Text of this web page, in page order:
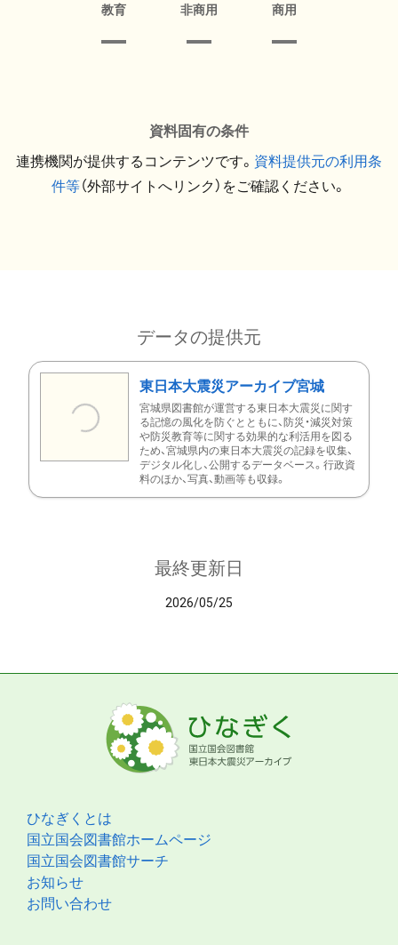
教育 非商用 商用
資料固有の条件
連携機関が提供するコンテンツです。 資料提供元の利用条
件等（外部サイトへリンク）をご確認ください。
データの提供元
東日本大震災アーカイブ宮城
宮城県図書館が運営する東日本大震災に関す
る記憶の風化を防ぐとともに、防災・減災対策
や防災教育等に関する効果的な利活用を図る
ため、宮城県内の東日本大震災の記録を収集、
デジタル化し、公開するデータベース。行政資
料のほか、写真、動画等も収録。
最終更新日
2026/05/25
ひなぎくとは
国立国会図書館ホームページ
国立国会図書館サーチ
お知らせ
お問い合わせ